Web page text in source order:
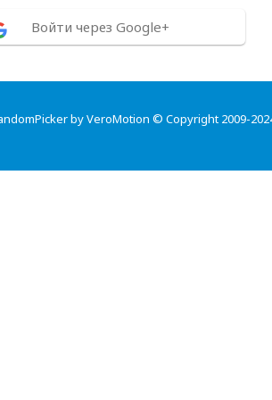
Войти через Google+
by VeroMotion © Copyright 2009-